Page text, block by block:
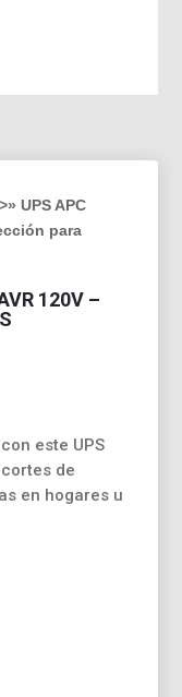
UPS APC
para
120V –
este UPS
cortes de
en hogares u